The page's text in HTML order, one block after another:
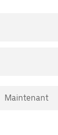
Maintenant